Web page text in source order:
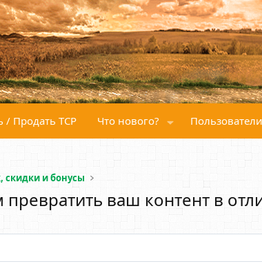
/ Продать ТСР Что нового? Пользователи
скидки и бонусы
ваш контент в